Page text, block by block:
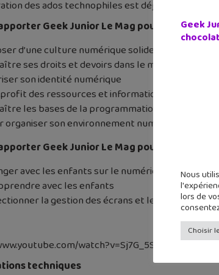
des ados technophiles est déjà là. Le média
Geek Junior Le Mag pour les ados ?
d’une culture numérique solide
ses droits et devoirs dans le monde numérique
son identité numérique
des ressources et informations qu’offrent
les bases de la programmation
organiser son environnement numérique
Geek Junior Le Mag pour les parents ?
avec les enfants sur le numérique
avec les enfants
la gestion des écrans et le contrôle des
watch?v=Sj7G_5So2TA
techniques
Geek
Nous
lors de
Choisir